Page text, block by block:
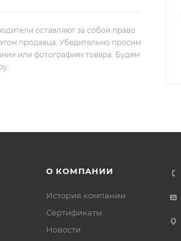
оставляют за собой право
продавца. Убедительно просим
или фотографиях товара. Будем
О КОМПАНИИ
История компании
Сертификаты
Новости